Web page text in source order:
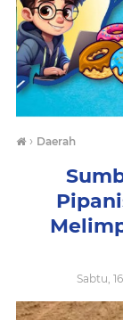
› Daerah
Sabtu,